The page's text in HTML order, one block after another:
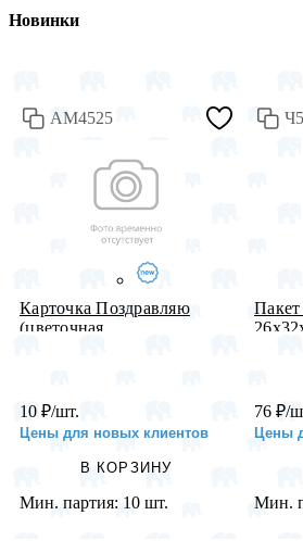
Новинки
АМ4525
Карточка Поздравляю
(цветочная...
10 ₽/шт.
Цены для новых клиентов
В КОРЗИНУ
Мин. партия: 10 шт.
76 ₽/
Цены
Мин.